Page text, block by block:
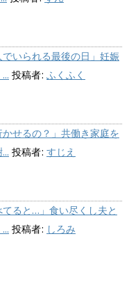
でいられる最後の日」妊娠
投稿者: ふくふく
かせるの？」共働き家庭を
投稿者: すじえ
てると…」食い尽くし夫と
投稿者: しろみ